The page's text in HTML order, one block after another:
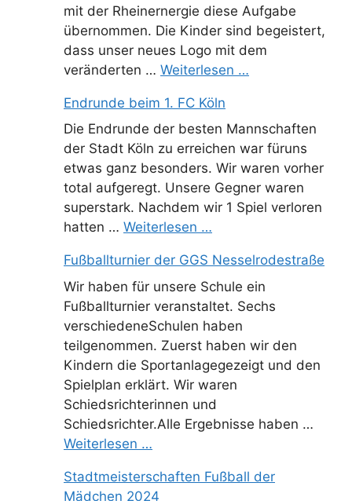
mit der Rheinernergie diese Aufgabe
übernommen. Die Kinder sind begeistert,
dass unser neues Logo mit dem
veränderten … Weiterlesen …
Endrunde beim 1. FC Köln
Die Endrunde der besten Mannschaften
der Stadt Köln zu erreichen war füruns
etwas ganz besonders. Wir waren vorher
total aufgeregt. Unsere Gegner waren
superstark. Nachdem wir 1 Spiel verloren
hatten … Weiterlesen …
Fußballturnier der GGS Nesselrodestraße
Wir haben für unsere Schule ein
Fußballturnier veranstaltet. Sechs
verschiedeneSchulen haben
teilgenommen. Zuerst haben wir den
Kindern die Sportanlagegezeigt und den
Spielplan erklärt. Wir waren
Schiedsrichterinnen und
Schiedsrichter.Alle Ergebnisse haben …
Weiterlesen …
Stadtmeisterschaften Fußball der
Mädchen 2024